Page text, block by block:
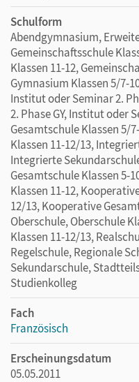
Schulform
Abendgymnasium,
Gemeinschaftsschule
Klassen 11-12,
Gymnasium Klassen 5/7-
Institut oder Seminar 2.
2. Phase GY, Institut oder
Gesamtschule Klassen 5/
Klassen 11-12/13,
Integrierte
Gesamtschule Klassen 5-
Klassen 11-12,
12/13, Kooperative
Oberschule, Oberschule
Klassen 11-12/13,
Regelschule, Regionale
Sekundarschule,
Studienkolleg
Fach
Französisch
Erscheinungsdatum
05.05.2011